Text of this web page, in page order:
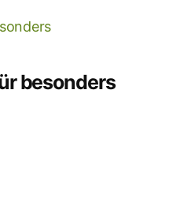
besonders